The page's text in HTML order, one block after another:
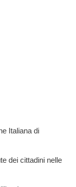
Italiana di
dei cittadini nelle